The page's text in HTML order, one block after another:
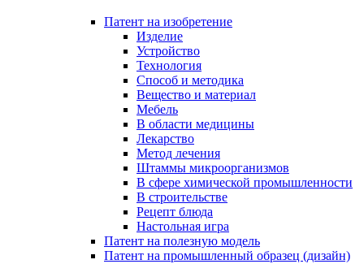
Патент на изобретение
Изделие
Устройство
Технология
Способ и методика
Вещество и материал
Мебель
В области медицины
Лекарство
Метод лечения
Штаммы микроорганизмов
В сфере химической промышленности
В строительстве
Рецепт блюда
Настольная игра
Патент на полезную модель
Патент на промышленный образец (дизайн)